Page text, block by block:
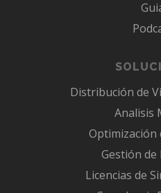
Distribución de
Analisis
Optimización
Gestión de
Licencias de